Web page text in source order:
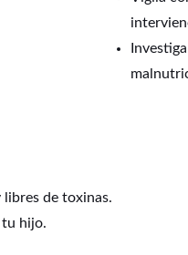
libres de toxinas.
tu hijo.